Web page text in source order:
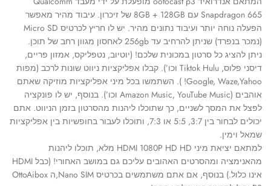
Snapdragon 665 עם 8GB + 128GB של זיכרון. עיבוד מהיר מאפשר
הפעלה נוחה יותר ועיבוד נתונים מהיר. יש לו חריץ לכרטיס Micro SD
(נמכר בנפרד) שניתן להרחיב עד 256gb לאחסון מגוון רחב של תוכן.
ניתן להציג כל סרטון במכונית שלכם! (יוטיוב, נטפליקס, אמזון פריים,
דיסני פלוס, Tiktok Hulu וכו’). קבלו אפליקציות ניווט שונות לרכב (מפות
Google, Waze,Yahoo! ). השתמשו בכל מיני אפליקציות מוזיקה שאתם
אוהבים (Amazon Music, YouTube Music וכו’). בנוסף, יש לו פונקציה
לפצל את המסך לשניים, כך שתוכלו ליהנות מהסרטון בזמן הניווט. אתם
יכולים לבחור בין 3:7, 5:5 או 7:3, ותוכלו לעבור בחופשיות בין אפליקציות
שמאל וימין.
למתאם יציאת מיני HDMI 1080P HD HD מלא, תוכלו ליהנות
מהאנימציה ומהסרטים האהובים עליכם גם במושב האחורי! (כבל HDMI
אינו כלול.) בנוסף, אם אתם משתמשים בכרטיס Nano SIM,ה OttoAibox